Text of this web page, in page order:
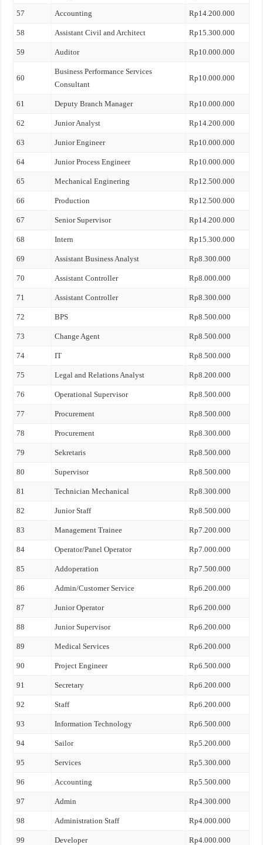
57 Accounting Rp14.200.000
58 Assistant Civil and Architect Rp15.300.000
59 Auditor Rp10.000.000
60
Business Performance Services
Consultant
Rp10.000.000
61 Deputy Branch Manager Rp10.000.000
62 Junior Analyst Rp14.200.000
63 Junior Engineer Rp10.000.000
64 Junior Process Engineer Rp10.000.000
65 Mechanical Enginering Rp12.500.000
66 Production Rp12.500.000
67 Senior Supervisor Rp14.200.000
68 Intern Rp15.300.000
69 Assistant Business Analyst Rp8.300.000
70 Assistant Controller Rp8.000.000
71 Assistant Controller Rp8.300.000
72 BPS Rp8.500.000
73 Change Agent Rp8.500.000
74 IT Rp8.500.000
75 Legal and Relations Analyst Rp8.200.000
76 Operational Supervisor Rp8.500.000
77 Procurement Rp8.500.000
78 Procurement Rp8.300.000
79 Sekretaris Rp8.500.000
80 Supervisor Rp8.500.000
81 Technician Mechanical Rp8.300.000
82 Junior Staff Rp8.500.000
83 Management Trainee Rp7.200.000
84 Operator/Panel Operator Rp7.000.000
85 Addoperation Rp7.500.000
86 Admin/Customer Service Rp6.200.000
87 Junior Operator Rp6.200.000
88 Junior Supervisor Rp6.200.000
89 Medical Services Rp6.200.000
90 Project Engineer Rp6.500.000
91 Secretary Rp6.200.000
92 Staff Rp6.200.000
93 Information Technology Rp6.500.000
94 Sailor Rp5.200.000
95 Services Rp5.300.000
96 Accounting Rp5.500.000
97 Admin Rp4.300.000
98 Administration Staff Rp4.000.000
99 Developer Rp4.000.000